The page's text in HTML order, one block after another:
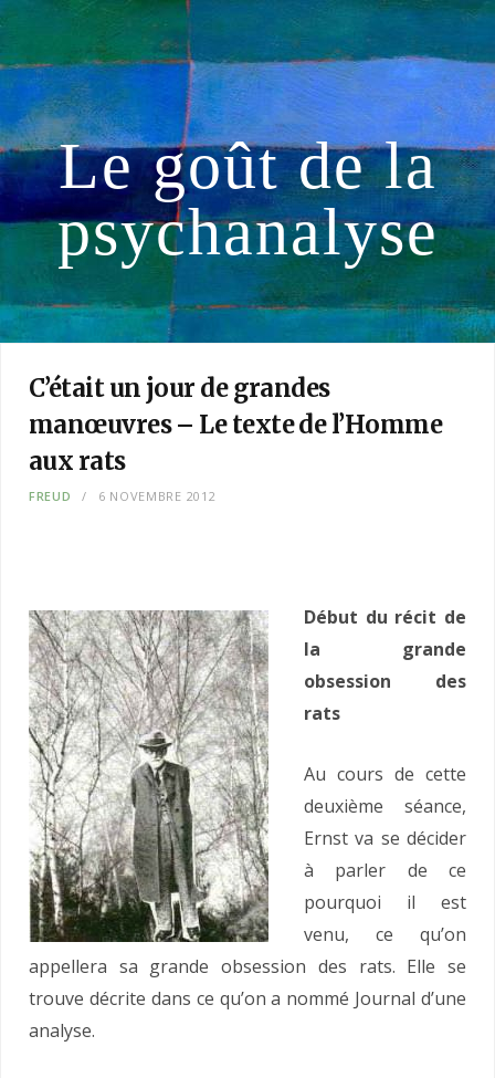
Le goût de la
psychanalyse
C’était un jour de grandes
manœuvres – Le texte de l’Homme
aux rats
FREUD 6 NOVEMBRE 2012
Début du récit de
la grande
obsession des
rats
Au cours de cette
deuxième séance,
Ernst va se décider
à parler de ce
pourquoi il est
venu, ce qu’on
appellera sa grande obsession des rats. Elle se
trouve décrite dans ce qu’on a nommé Journal d’une
analyse.